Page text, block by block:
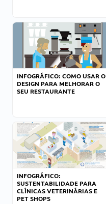
INFOGRÁFICO: COMO USAR O
DESIGN PARA MELHORAR O
SEU RESTAURANTE
INFOGRÁFICO:
SUSTENTABILIDADE PARA
CLÍNICAS VETERINÁRIAS E
PET SHOPS